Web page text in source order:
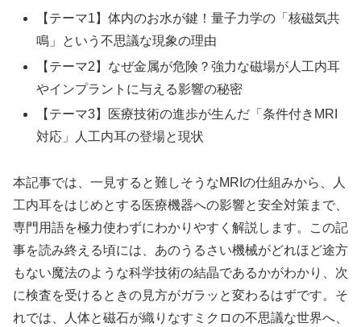
【テーマ1】体内のお水が鍵！量子力学の「核磁気共
鳴」という不思議な現象の理由
【テーマ2】なぜ金属が危険？強力な磁場が人工内耳
やインプラントに与える影響の秘密
【テーマ3】医療技術の進歩が生んだ「条件付きMRI
対応」人工内耳の登場と現状
本記事では、一見すると難しそうなMRIの仕組みから、人
工内耳をはじめとする医療機器への影響と安全対策まで、
専門用語を極力使わずにわかりやすく解説します。この記
事を読み終える頃には、あのうるさい機械がどれほど途方
もない魔法のような科学技術の結晶であるかがわかり、次
に検査を受けるときの見方がガラッと変わるはずです。そ
れでは、人体と磁石が織りなすミクロの不思議な世界へ、